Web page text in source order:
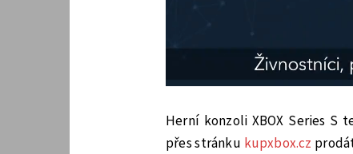
Herní konzoli XBOX Series
přes stránku kupxbox.cz